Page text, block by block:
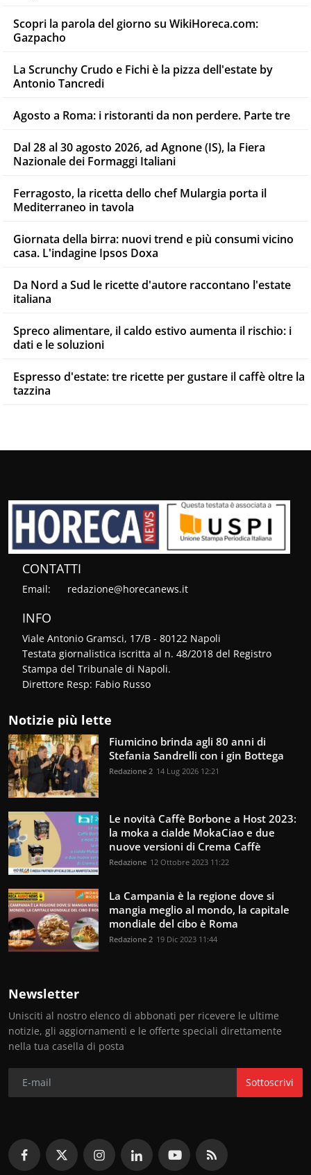
Scopri la parola del giorno su WikiHoreca.com:
Gazpacho
La Scrunchy Crudo e Fichi è la pizza dell'estate by
Antonio Tancredi
Agosto a Roma: i ristoranti da non perdere. Parte tre
Dal 28 al 30 agosto 2026, ad Agnone (IS), la Fiera
Nazionale dei Formaggi Italiani
Ferragosto, la ricetta dello chef Mulargia porta il
Mediterraneo in tavola
Giornata della birra: nuovi trend e più consumi vicino
casa. L'indagine Ipsos Doxa
Da Nord a Sud le ricette d'autore raccontano l'estate
italiana
Spreco alimentare, il caldo estivo aumenta il rischio: i
dati e le soluzioni
Espresso d'estate: tre ricette per gustare il caffè oltre la
tazzina
CONTATTI
Email: redazione@horecanews.it
INFO
Viale Antonio Gramsci, 17/B - 80122 Napoli
Testata giornalistica iscritta al n. 48/2018 del Registro
Stampa del Tribunale di Napoli.
Direttore Resp: Fabio Russo
Notizie più lette
Fiumicino brinda agli 80 anni di
Stefania Sandrelli con i gin Bottega
Redazione 2 14 Lug 2026 12:21
Le novità Caffè Borbone a Host 2023:
la moka a cialde MokaCiao e due
nuove versioni di Crema Caffè
Redazione 12 Ottobre 2023 11:22
La Campania è la regione dove si
mangia meglio al mondo, la capitale
mondiale del cibo è Roma
Redazione 2 19 Dic 2023 11:44
Newsletter
Unisciti al nostro elenco di abbonati per ricevere le ultime
notizie, gli aggiornamenti e le offerte speciali direttamente
nella tua casella di posta
Sottoscrivi